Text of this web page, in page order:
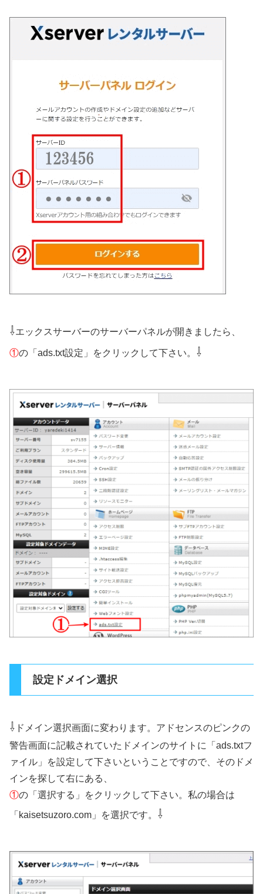
⇩エックスサーバーのサーバーパネルが開きましたら、
①の「ads.txt設定」をクリックして下さい。 ⇩
設定ドメイン選択
⇩ ドメイン選択画面に変わります。アドセンスのピンクの
警告画面に記載されていたドメインのサイトに「ads.txtフ
ァイル」を設定して下さいということですので、そのドメ
インを探して右にある、
①の「選択する」をクリックして下さい。私の場合は
「kaisetsuzoro.com」を選択です。 ⇩